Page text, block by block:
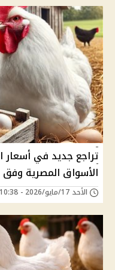
تراجع جديد في أسعار
الأسواق المصرية
الأحد 17/مايو/2026 - 10:38 ص